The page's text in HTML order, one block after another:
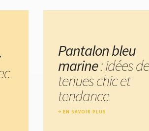
Pantalon bleu
marine: idées de
tenues chic et
tendance
EN SAVOIR PLUS